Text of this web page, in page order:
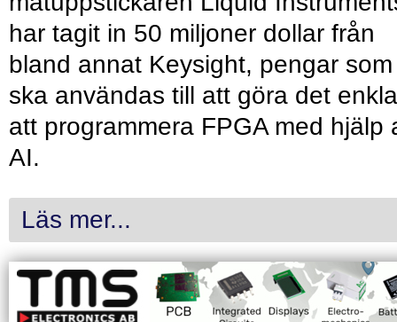
har tagit in 50 miljoner dollar från
bland annat Keysight, pengar som
ska användas till att göra det
att programmera FPGA med hjälp
AI.
Läs mer...